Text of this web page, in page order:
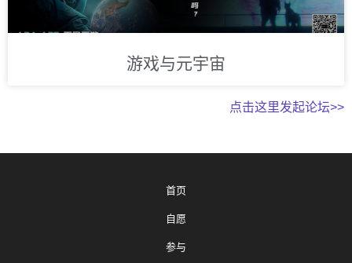
游戏与元宇宙
点击这里发起论坛>>
首页
自愿
参与